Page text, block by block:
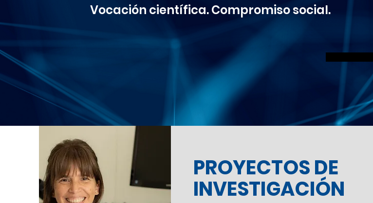
Vocación científica. Compromiso social.
PROYECTOS DE
INVESTIGACIÓN